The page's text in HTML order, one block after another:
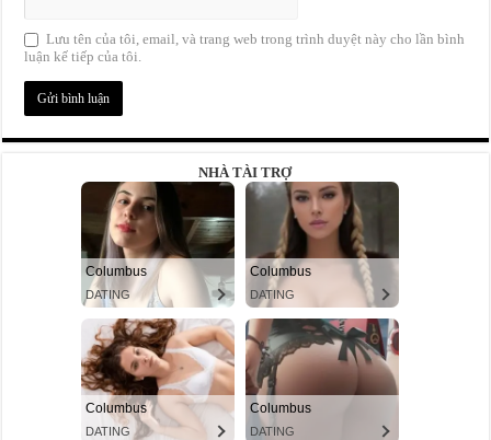
Lưu tên của tôi, email, và trang web trong trình duyệt này cho lần bình
luận kế tiếp của tôi.
NHÀ TÀI TRỢ